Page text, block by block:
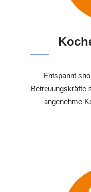
Entspannt
Betreuungskräfte
angenehme